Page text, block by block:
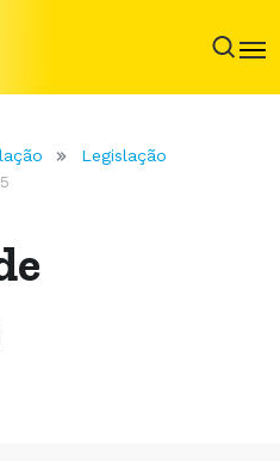
Legislação